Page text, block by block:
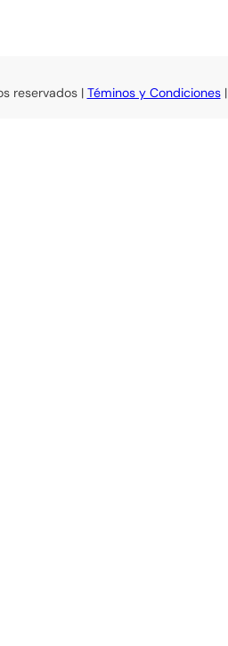
reservados | Téminos y Condiciones|